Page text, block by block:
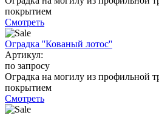
покрытием
Смотреть
Оградка ''Кованый лотос''
Артикул:
по запросу
Оградка на могилу из профильной
покрытием
Смотреть